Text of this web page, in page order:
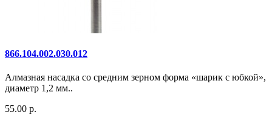
866.104.002.030.012
Алмазная насадка со средним зерном форма «шарик с юбкой»,
диаметр 1,2 мм..
55.00 р.